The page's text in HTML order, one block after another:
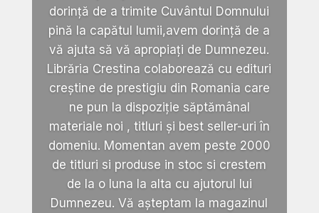
dorință de a trimite Cuvântul Domnului
pină la capătul lumii,avem dorință de a
vă ajuta să vă apropiați de Dumnezeu.
Librăria Crestina colaborează cu edituri
creștine de prestigiu din Romania care
ne pun la dispoziție săptămânal
materiale noi , titluri și best seller-uri în
domeniu. Momentan avem peste 2000
de titluri si produse in stoc si crestem
de la o luna la alta cu ajutorul lui
Dumnezeu. Vă așteptam la magazinul